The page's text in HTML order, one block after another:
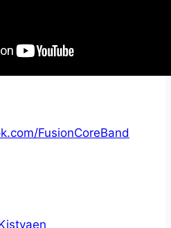
FusionCoreBand